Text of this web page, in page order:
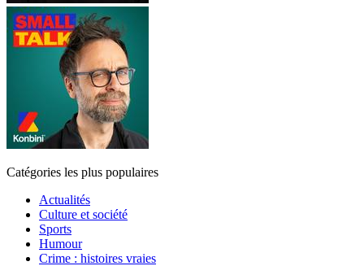
Catégories les plus populaires
Actualités
Culture et société
Sports
Humour
Crime : histoires vraies